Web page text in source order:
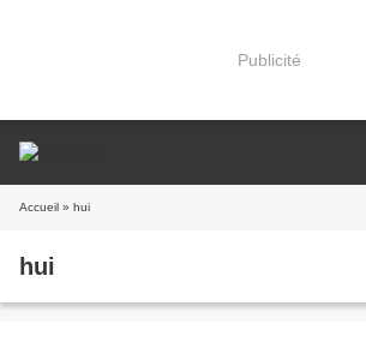
Publicité
Accueil » hui
hui